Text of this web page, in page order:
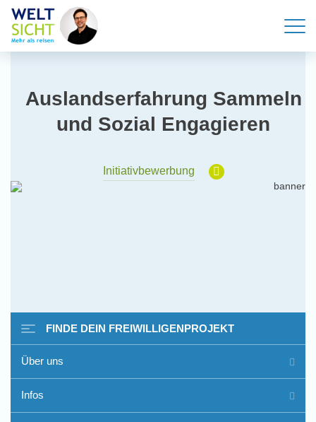
Auslandserfahrung Sammeln
und Sozial Engagieren
Initiativbewerbung
Freiwilligenarbeit im Ausland
- Erfahrungsberichte
FINDE DEIN FREIWILLIGENPROJEKT
Über uns
Infos